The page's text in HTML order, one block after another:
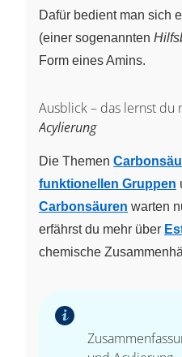
Dafür bedient man sich
(einer sogenannten
Form eines Amins.
Ausblick – das lernst du
Acylierung
Die Themen
funktionellen Gruppen
Carbonsäuren warten
erfährst du mehr über
chemische